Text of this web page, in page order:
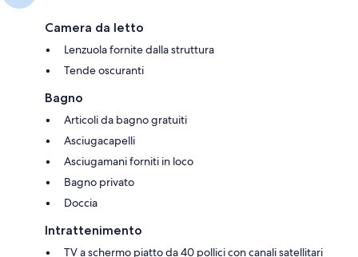
Camera da letto
Lenzuola fornite dalla struttura
Tende oscuranti
Bagno
Articoli da bagno gratuiti
Asciugacapelli
Asciugamani forniti in loco
Bagno privato
Doccia
Intrattenimento
TV a schermo piatto da 40 pollici con canali satellitari